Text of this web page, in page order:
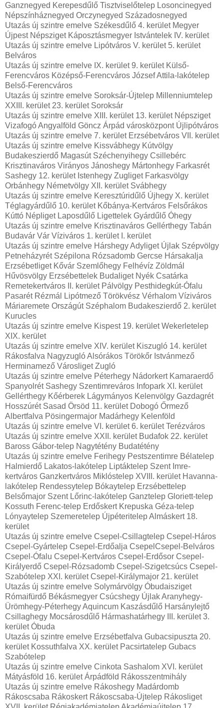
Ganznegyed Kerepesdűlő Tisztviselőtelep Losoncinegyed
Népszínháznegyed Orczynegyed Századosnegyed
Utazás új szintre emelve Székesdűlő 4. kerület Megyer
Újpest Népsziget Káposztásmegyer Istvántelek IV. kerület
Utazás új szintre emelve Lipótváros V. kerület 5. kerület
Belváros
Utazás új szintre emelve IX. kerület 9. kerület Külső-
Ferencváros Középső-Ferencváros József Attila-lakótelep
Belső-Ferencváros
Utazás új szintre emelve Soroksár-Újtelep Millenniumtelep
XXIII. kerület 23. kerület Soroksár
Utazás új szintre emelve XIII. kerület 13. kerület Népsziget
Vizafogó Angyalföld Göncz Árpád városközpont Újlipótváros
Utazás új szintre emelve 7. kerület Erzsébetváros VII. kerület
Utazás új szintre emelve Kissvábhegy Kútvölgy
Budakeszierdő Magasút Széchenyihegy Csillebérc
Krisztinaváros Virányos Jánoshegy Mártonhegy Farkasrét
Sashegy 12. kerület Istenhegy Zugliget Farkasvölgy
Orbánhegy Németvölgy XII. kerület Svábhegy
Utazás új szintre emelve Keresztúridűlő Újhegy X. kerület
Téglagyárdűlő 10. kerület Kőbánya-Kertváros Felsőrákos
Kúttó Népliget Laposdűlő Ligettelek Gyárdűlő Óhegy
Utazás új szintre emelve Krisztinaváros Gellérthegy Tabán
Budavár Vár Víziváros 1. kerület I. kerület
Utazás új szintre emelve Hárshegy Adyliget Újlak Szépvölgy
Petneházyrét Szépilona Rózsadomb Gercse Hársakalja
Erzsébetliget Kővár Szemlőhegy Felhévíz Zöldmál
Hűvösvölgy Erzsébettelek Budaliget Nyék Csatárka
Remetekertváros II. kerület Pálvölgy Pesthidegkút-Ófalu
Pasarét Rézmál Lipótmező Törökvész Vérhalom Víziváros
Máriaremete Országút Széphalom Budakeszierdő 2. kerület
Kurucles
Utazás új szintre emelve Kispest 19. kerület Wekerletelep
XIX. kerület
Utazás új szintre emelve XIV. kerület Kiszugló 14. kerület
Rákosfalva Nagyzugló Alsórákos Törökőr Istvánmező
Herminamező Városliget Zugló
Utazás új szintre emelve Péterhegy Nádorkert Kamaraerdő
Spanyolrét Sashegy Szentimreváros Infopark XI. kerület
Gellérthegy Kőérberek Lágymányos Kelenvölgy Gazdagrét
Hosszúrét Sasad Örsöd 11. kerület Dobogó Őrmező
Albertfalva Pösingermajor Madárhegy Kelenföld
Utazás új szintre emelve VI. kerület 6. kerület Terézváros
Utazás új szintre emelve XXII. kerület Budafok 22. kerület
Baross Gábor-telep Nagytétény Budatétény
Utazás új szintre emelve Ferihegy Pestszentimre Bélatelep
Halmierdő Lakatos-lakótelep Liptáktelep Szent Imre-
kertváros Ganzkertváros Miklóstelep XVIII. kerület Havanna-
lakótelep Rendessytelep Bókaytelep Erzsébettelep
Belsőmajor Szent Lőrinc-lakótelep Ganztelep Gloriett-telep
Kossuth Ferenc-telep Erdőskert Krepuska Géza-telep
Lónyaytelep Szemeretelep Újpéteritelep Almáskert 18.
kerület
Utazás új szintre emelve Csepel-Csillagtelep Csepel-Háros
Csepel-Gyártelep Csepel-Erdőalja CsepelCsepel-Belváros
Csepel-Ófalu Csepel-Kertváros Csepel-Erdősor Csepel-
Királyerdő Csepel-Rózsadomb Csepel-Szigetcsúcs Csepel-
Szabótelep XXI. kerület Csepel-Királymajor 21. kerület
Utazás új szintre emelve Solymárvölgy Óbudaisziget
Rómaifürdő Békásmegyer Csúcshegy Újlak Aranyhegy-
Ürömhegy-Péterhegy Aquincum Kaszásdűlő Harsánylejtő
Csillaghegy Mocsárosdűlő Hármashatárhegy III. kerület 3.
kerület Óbuda
Utazás új szintre emelve Erzsébetfalva Gubacsipuszta 20.
kerület Kossuthfalva XX. kerület Pacsirtatelep Gubacs
Szabótelep
Utazás új szintre emelve Cinkota Sashalom XVI. kerület
Mátyásföld 16. kerület Árpádföld Rákosszentmihály
Utazás új szintre emelve Rákoshegy Madárdomb
Rákoscsaba Rákoskert Rákoscsaba-Újtelep Rákosliget